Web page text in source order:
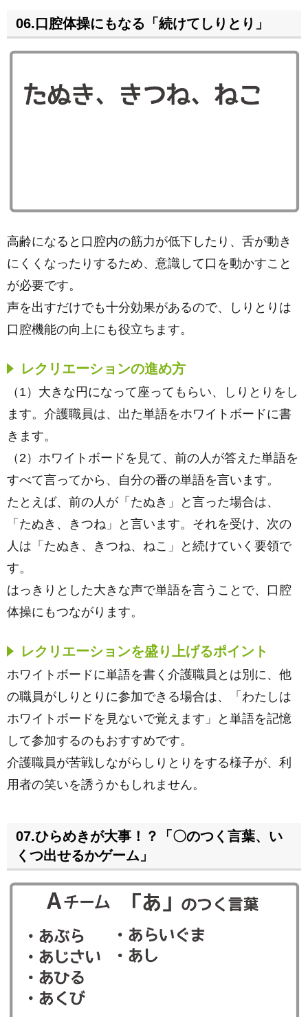
06.口腔体操にもなる「続けてしりとり」
高齢になると口腔内の筋力が低下したり、舌が動き
にくくなったりするため、意識して口を動かすこと
が必要です。
声を出すだけでも十分効果があるので、しりとりは
口腔機能の向上にも役立ちます。
レクリエーションの進め方
（1）大きな円になって座ってもらい、しりとりをし
ます。介護職員は、出た単語をホワイトボードに書
きます。
（2）ホワイトボードを見て、前の人が答えた単語を
すべて言ってから、自分の番の単語を言います。
たとえば、前の人が「たぬき」と言った場合は、
「たぬき、きつね」と言います。それを受け、次の
人は「たぬき、きつね、ねこ」と続けていく要領で
す。
はっきりとした大きな声で単語を言うことで、口腔
体操にもつながります。
レクリエーションを盛り上げるポイント
ホワイトボードに単語を書く介護職員とは別に、他
の職員がしりとりに参加できる場合は、「わたしは
ホワイトボードを見ないで覚えます」と単語を記憶
して参加するのもおすすめです。
介護職員が苦戦しながらしりとりをする様子が、利
用者の笑いを誘うかもしれません。
07.ひらめきが大事！？「〇のつく言葉、い
くつ出せるかゲーム」